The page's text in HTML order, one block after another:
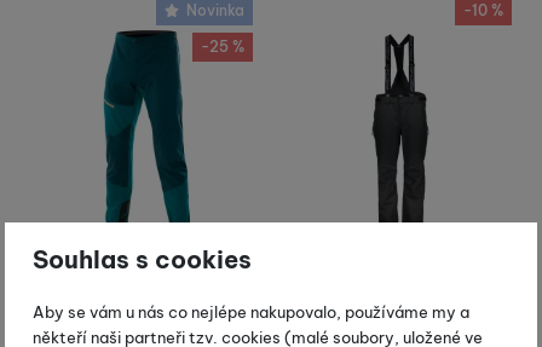
Souhlas s cookies
Aby se vám u nás co nejlépe nakupovalo, používáme my a
někteří naši partneři tzv. cookies (malé soubory, uložené ve
Novinka
-25 %
zelená
-10 %
Pants - černá